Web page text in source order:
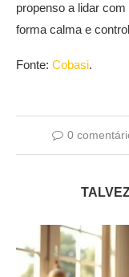
propenso a lidar
forma calma e
Fonte: Cobasi.
0